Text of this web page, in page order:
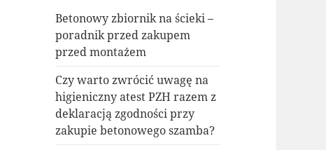
Betonowy zbiornik na ścieki –
poradnik przed zakupem
przed montażem
Czy warto zwrócić uwagę na
higieniczny atest PZH razem z
deklaracją zgodności przy
zakupie betonowego szamba?